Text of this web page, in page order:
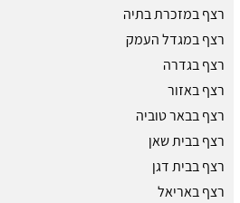
רצף במזכרת בתיה
רצף במגדל העמק
רצף בגדרה
רצף באזור
רצף בבאר טוביה
רצף בבית שאן
רצף בבית דגן
רצף באריאל